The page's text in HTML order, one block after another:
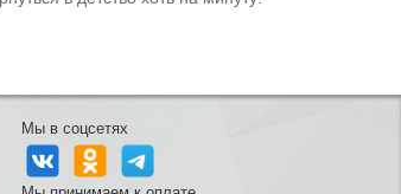
Мы в соцсетях